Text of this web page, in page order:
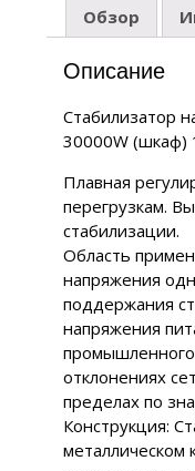
Обзор
Описание
Стабилизатор
30000W (шкаф)
Плавная
перегрузкам.
стабилизации.
Область
напряжения
поддержания
напряжения
отклонениях
пределах по
Конструкция:
металлическом